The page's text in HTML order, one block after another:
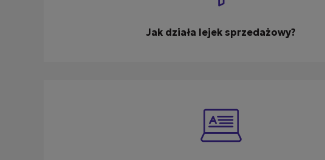
Jak działa lejek sprzedażowy?